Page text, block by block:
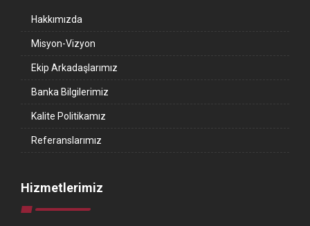
Hakkımızda
Misyon-Vizyon
Ekip Arkadaşlarımız
Banka Bilgilerimiz
Kalite Politikamız
Referanslarımız
Hizmetlerimiz